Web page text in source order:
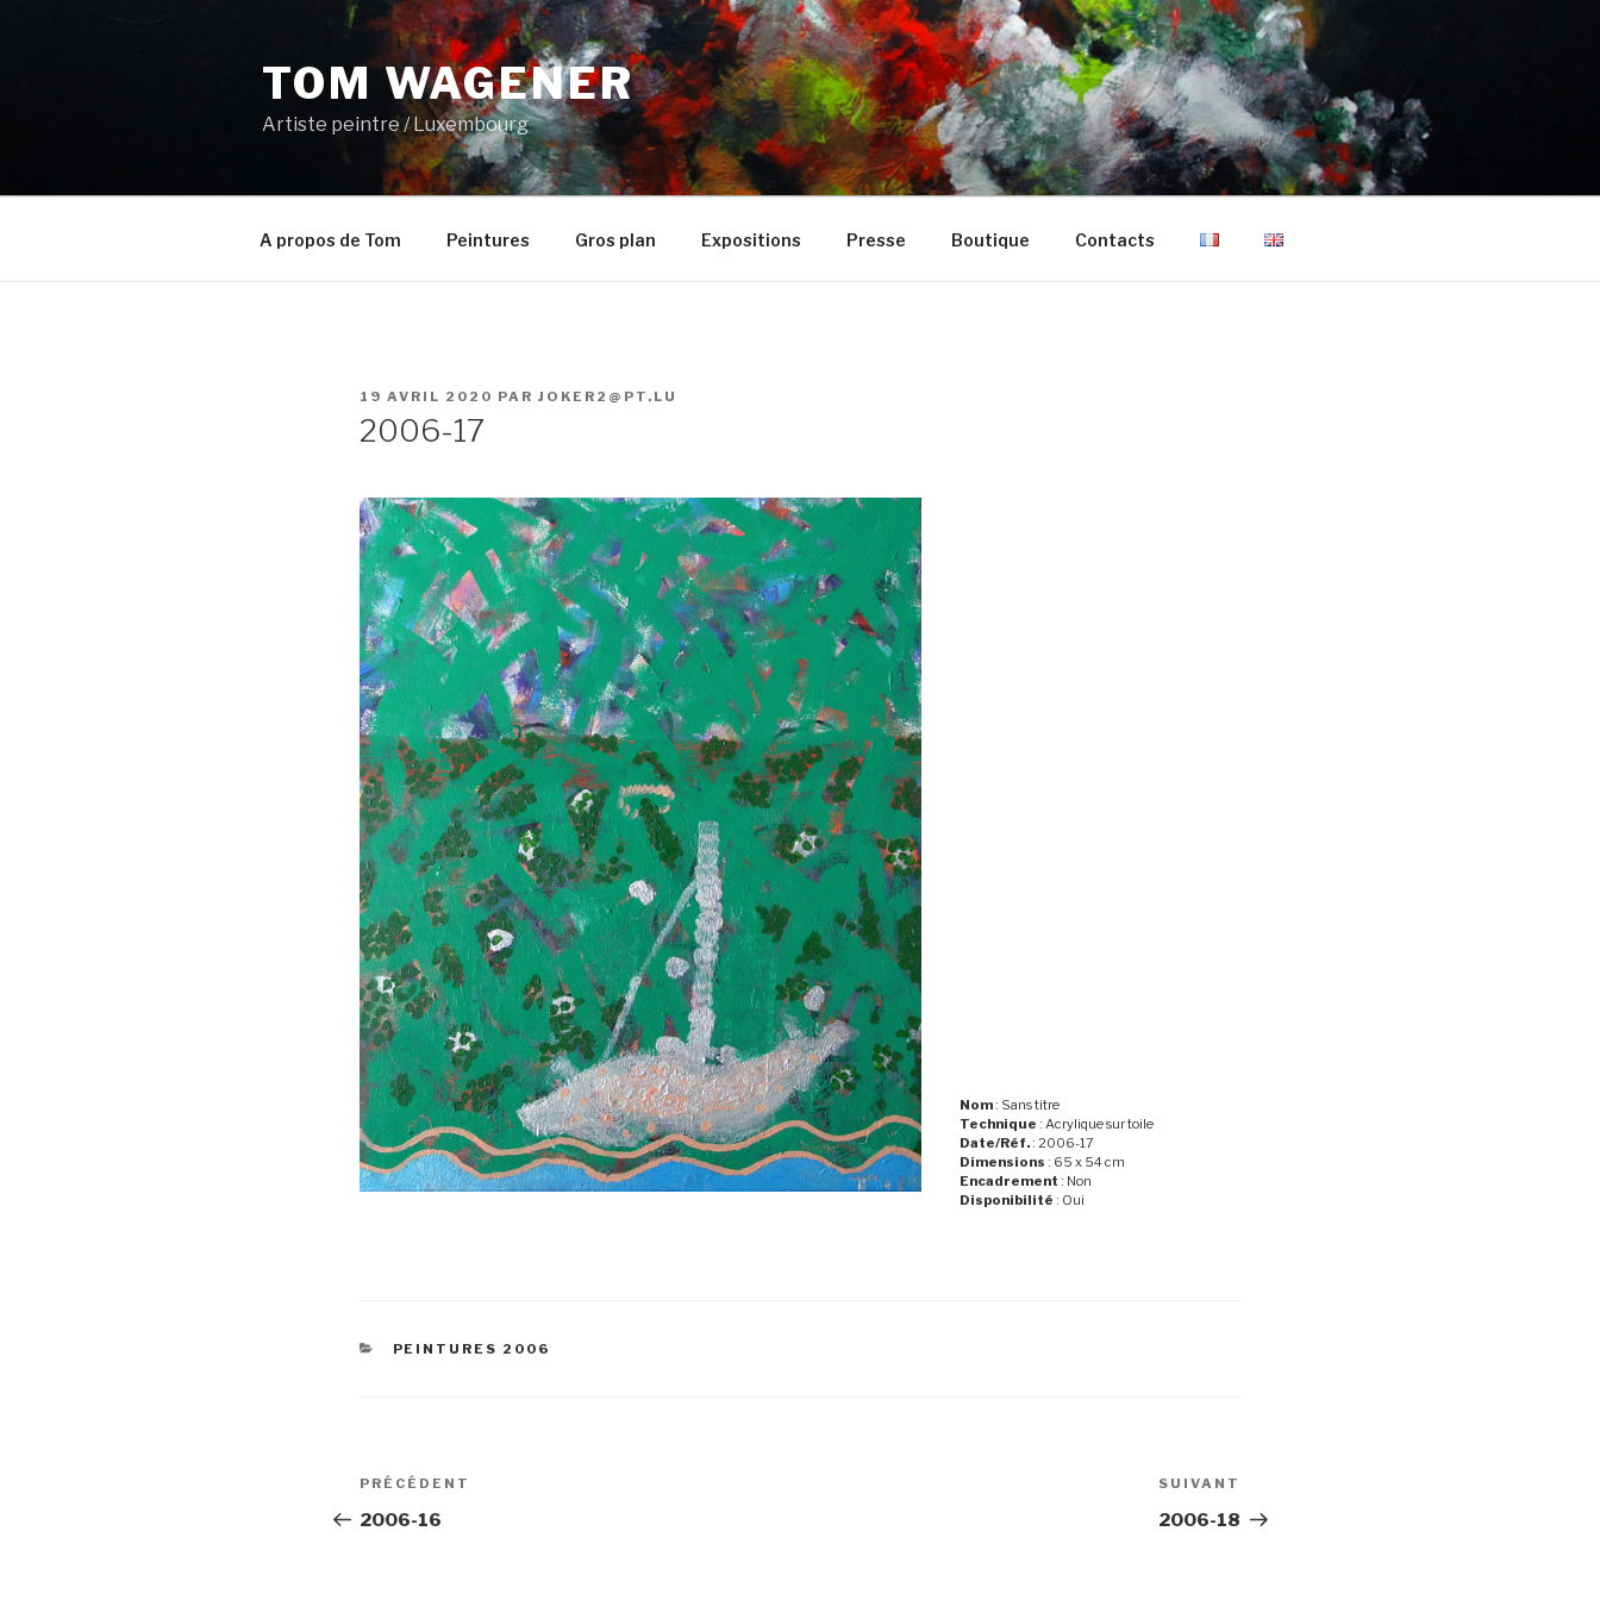
TOM WAGENER
Artiste peintre / Luxembourg
A propos de Tom Peintures Gros plan Expositions Presse Boutique Contacts
PUBLIÉ
19 AVRIL 2020 PAR JOKER2@PT.LU
2006-17
Nom : Sans titre
Technique : Acrylique sur toile
Date/Réf. : 2006-17
Dimensions : 65 x 54 cm
Encadrement : Non
Disponibilité : Oui
CATÉGORIES
PEINTURES 2006
Navigation
de
Article
précédent
PRÉCÉDENT
2006-16
suivant
SUIVANT
2006-18